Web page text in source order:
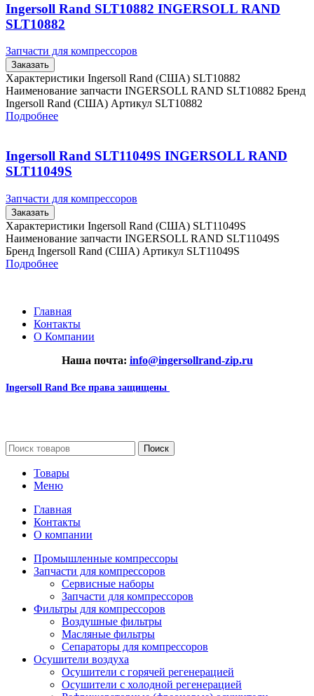
Ingersoll Rand SLT10882 INGERSOLL RAND
SLT10882
Запчасти для компрессоров
Заказать
Характеристики Ingersoll Rand (США) SLT10882
Наименование запчасти INGERSOLL RAND SLT10882 Бренд
Ingersoll Rand (США) Артикул SLT10882
Подробнее
Ingersoll Rand SLT11049S INGERSOLL RAND
SLT11049S
Запчасти для компрессоров
Заказать
Характеристики Ingersoll Rand (США) SLT11049S
Наименование запчасти INGERSOLL RAND SLT11049S
Бренд Ingersoll Rand (США) Артикул SLT11049S
Подробнее
Главная
Контакты
О Компании
Наша почта: info@ingersollrand-zip.ru
Ingersoll Rand Все права защищены
Поиск
Товары
Меню
Главная
Контакты
О компании
Промышленные компрессоры
Запчасти для компрессоров
Сервисные наборы
Запчасти для компрессоров
Фильтры для компрессоров
Воздушные фильтры
Масляные фильтры
Сепараторы для компрессоров
Осушители воздуха
Осушители с горячей регенерацией
Осушители с холодной регенерацией